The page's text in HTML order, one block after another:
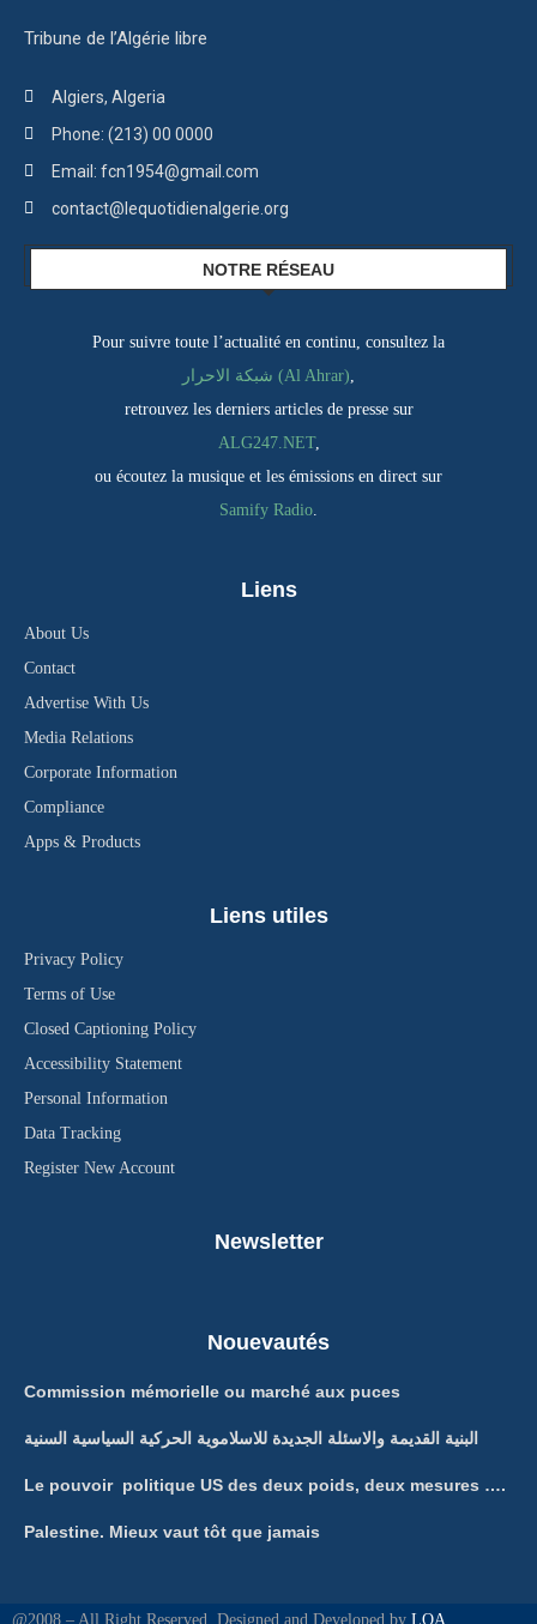
Tribune de l’Algérie libre
Algiers, Algeria
Phone: (213) 00 0000
Email: fcn1954@gmail.com
contact@lequotidienalgerie.org
NOTRE RÉSEAU
Pour suivre toute l’actualité en continu, consultez la
شبكة الاحرار (Al Ahrar),
retrouvez les derniers articles de presse sur
ALG247.NET,
ou écoutez la musique et les émissions en direct sur
Samify Radio.
Liens
About Us
Contact
Advertise With Us
Media Relations
Corporate Information
Compliance
Apps & Products
Liens utiles
Privacy Policy
Terms of Use
Closed Captioning Policy
Accessibility Statement
Personal Information
Data Tracking
Register New Account
Newsletter
Nouevautés
Commission mémorielle ou marché aux puces
البنية القديمة والاسئلة الجديدة للاسلاموية الحركية السياسية السنية
Le pouvoir politique US des deux poids, deux mesures ….
Palestine. Mieux vaut tôt que jamais
@2008 – All Right Reserved. Designed and Developed by LQA